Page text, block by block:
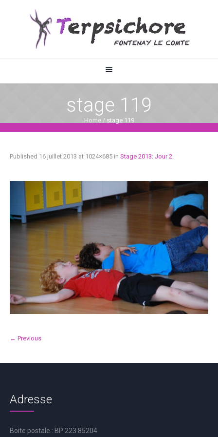
stage 119
Home / stage 119
Published 16 juillet 2013 at 1024×685 in Stage 2013: Jour 2.
← Previous
Adresse
Boite postale : BP 223 85204